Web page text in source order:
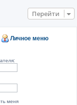
Перейти
Личное меню
меня